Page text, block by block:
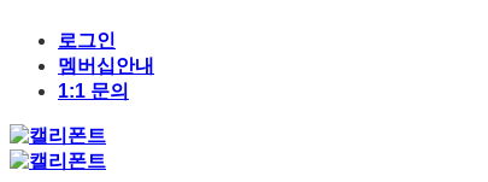
content
로그인
멤버십안내
1:1 문의